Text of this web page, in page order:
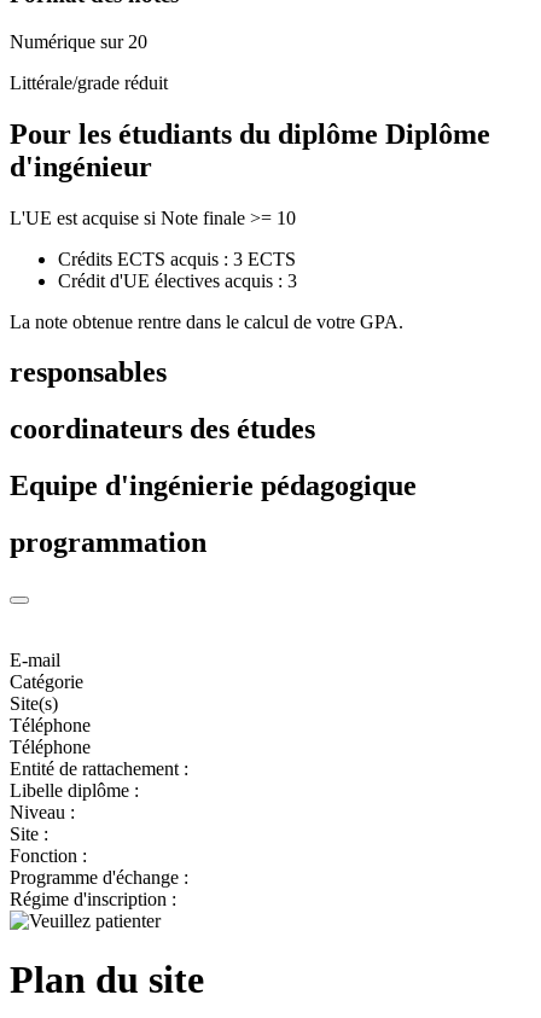
Numérique sur 20
Littérale/grade réduit
Pour les étudiants du diplôme Diplôme
d'ingénieur
L'UE est acquise si Note finale >= 10
Crédits ECTS acquis : 3 ECTS
Crédit d'UE électives acquis : 3
La note obtenue rentre dans le calcul de votre GPA.
responsables
coordinateurs des études
Equipe d'ingénierie pédagogique
programmation
E-mail
Catégorie
Site(s)
Téléphone
Téléphone
Entité de rattachement :
Libelle diplôme :
Niveau :
Site :
Fonction :
Programme d'échange :
Régime d'inscription :
Plan du site